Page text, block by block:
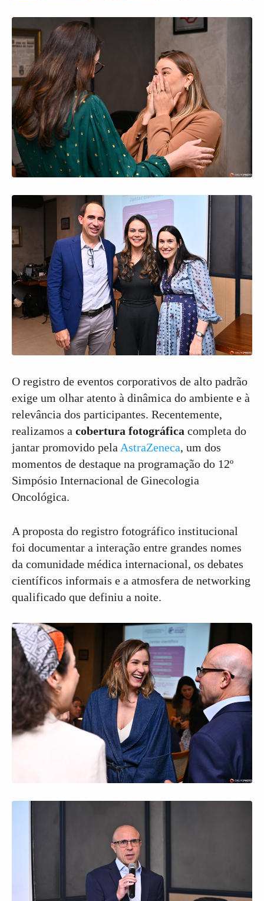
O registro de eventos corporativos de alto padrão
exige um olhar atento à dinâmica do ambiente e à
relevância dos participantes. Recentemente,
realizamos a cobertura fotográfica completa do
jantar promovido pela AstraZeneca, um dos
momentos de destaque na programação do 12º
Simpósio Internacional de Ginecologia
Oncológica.
A proposta do registro fotográfico institucional
foi documentar a interação entre grandes nomes
da comunidade médica internacional, os debates
científicos informais e a atmosfera de networking
qualificado que definiu a noite.